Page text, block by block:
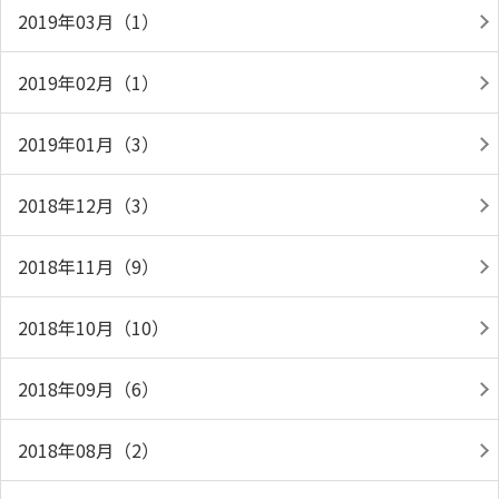
2019年03月（1）
2019年02月（1）
2019年01月（3）
2018年12月（3）
2018年11月（9）
2018年10月（10）
2018年09月（6）
2018年08月（2）